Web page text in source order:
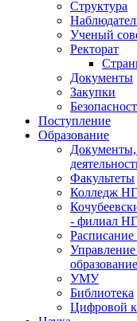
Структура
Ученый
Ректорат
Документы
Закупки
Поступление
Образование
Документы,
Факультеты
Колледж
- филиал
Расписание
УМУ
Библиотека
Цифровой